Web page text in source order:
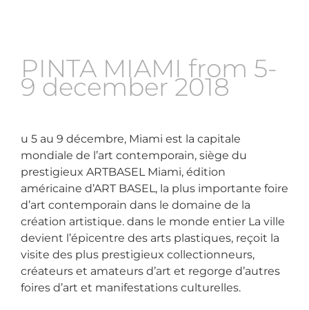
PINTA MIAMI from 5-
9 december 2018
u 5 au 9 décembre, Miami est la capitale
mondiale de l’art contemporain, siège du
prestigieux ARTBASEL Miami, édition
américaine d’ART BASEL, la plus importante foire
d’art contemporain dans le domaine de la
création artistique. dans le monde entier La ville
devient l’épicentre des arts plastiques, reçoit la
visite des plus prestigieux collectionneurs,
créateurs et amateurs d’art et regorge d’autres
foires d’art et manifestations culturelles.